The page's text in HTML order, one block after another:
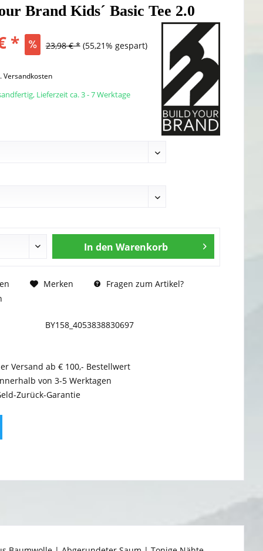
Brand Kids´ Basic Tee 2.0
* 23,98 € * (55,21% gespart)
Versandkosten
Lieferzeit ca. 3 - 7 Werktage
In den Warenkorb
Merken
Fragen zum Artikel?
BY158_4053838830697
Versand ab € 100,- Bestellwert
von 3-5 Werktagen
Zurück-Garantie